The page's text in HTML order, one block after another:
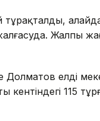
тұрақталды,
Жалпы
Долматов елді
115